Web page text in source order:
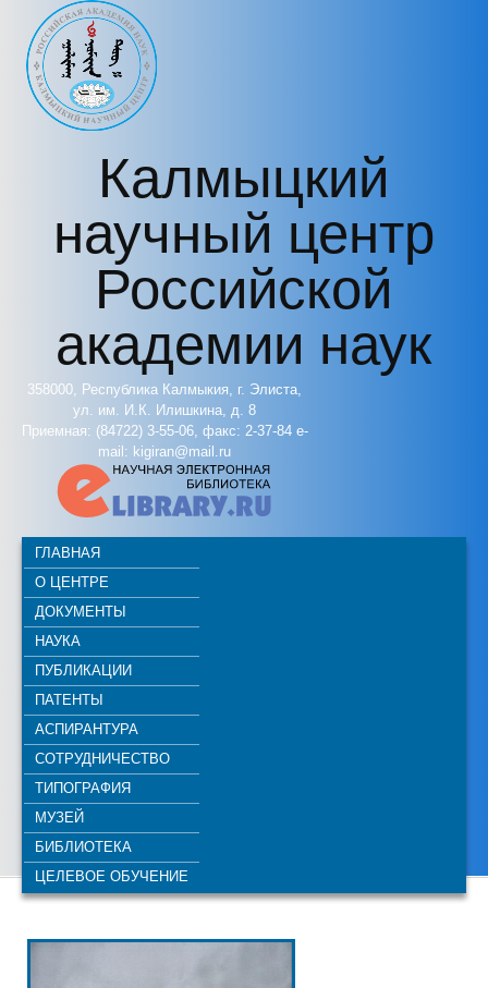
Перейти к основному содержанию
Калмыцкий
научный центр
Российской
академии наук
358000, Республика Калмыкия, г. Элиста,
ул. им. И.К. Илишкина, д. 8
Приемная: (84722) 3-55-06, факс: 2-37-84 e-
mail: kigiran@mail.ru
ГЛАВНАЯ
О ЦЕНТРЕ
ДОКУМЕНТЫ
НАУКА
ПУБЛИКАЦИИ
ПАТЕНТЫ
АСПИРАНТУРА
СОТРУДНИЧЕСТВО
ТИПОГРАФИЯ
МУЗЕЙ
БИБЛИОТЕКА
ЦЕЛЕВОЕ ОБУЧЕНИЕ